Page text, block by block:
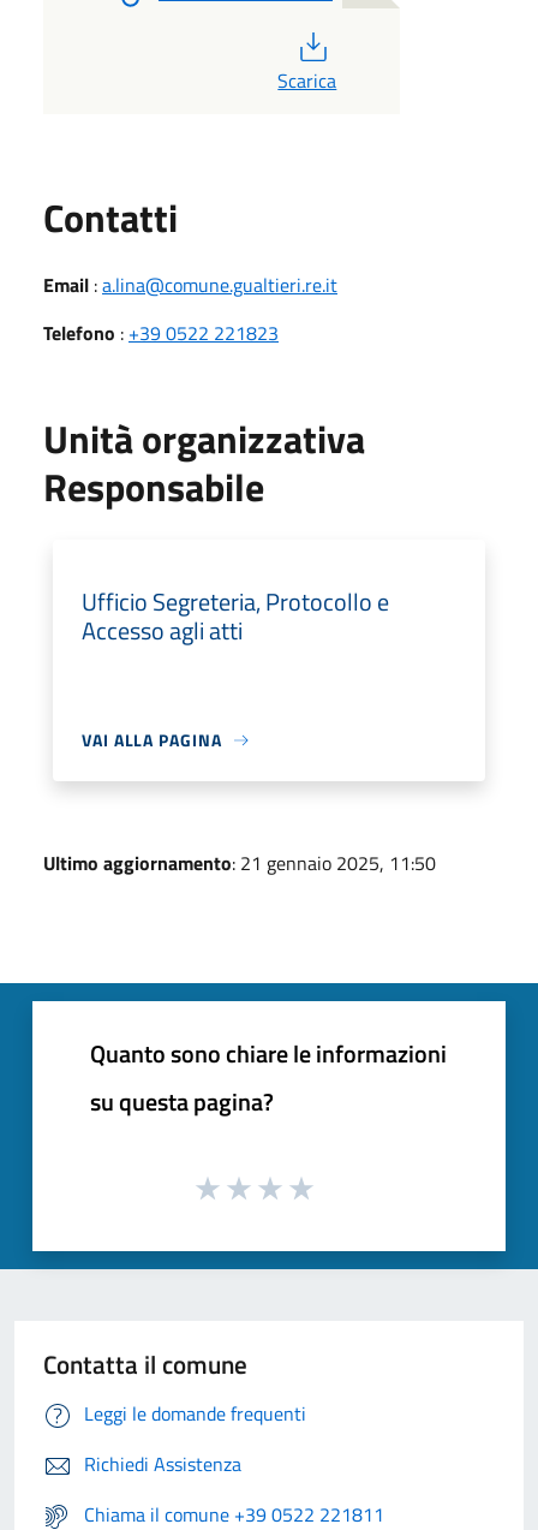
Scarica
Contatti
Email :a.lina@comune.gualtieri.re.it
Telefono : +39 0522 221823
Unità organizzativa
Responsabile
Ufficio Segreteria, Protocollo e
Accesso agli atti
VAI ALLA PAGINA
Ultimo aggiornamento: 21 gennaio 2025, 11:50
Quanto sono chiare le informazioni
su questa pagina?
Contatta il comune
Leggi le domande frequenti
Richiedi Assistenza
Chiama il comune +39 0522 221811